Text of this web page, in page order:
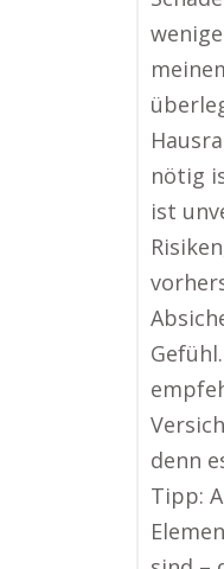
nötig
ist
denn
Tipp: